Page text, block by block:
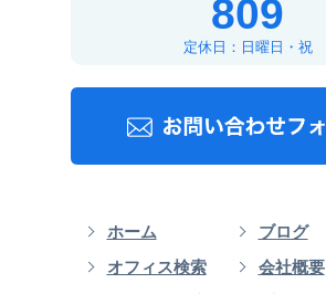
809
定休日：日曜日・祝
ホーム
オフィス検索
ブログ
会社概要